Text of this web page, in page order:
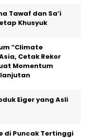
Tawaf dan Sa’i
Khusyuk
“Climate
Cetak Rekor
Momentum
Eiger yang Asli
di Puncak Tertinggi